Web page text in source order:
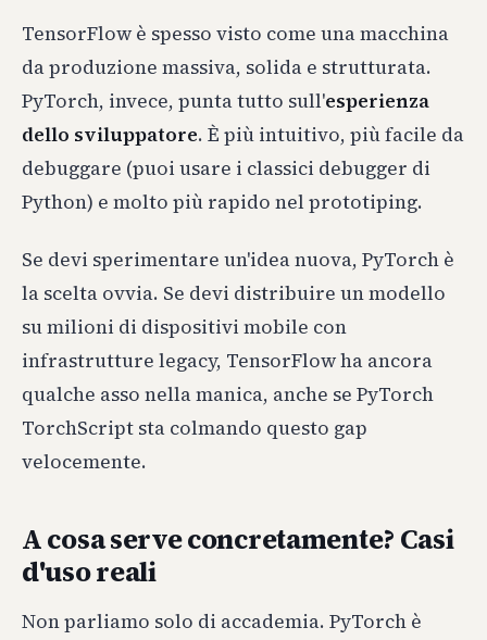
TensorFlow è spesso visto come una macchina
da produzione massiva, solida e strutturata.
PyTorch, invece, punta tutto sull'esperienza
dello sviluppatore. È più intuitivo, più facile da
debuggare (puoi usare i classici debugger di
Python) e molto più rapido nel prototiping.
Se devi sperimentare un'idea nuova, PyTorch è
la scelta ovvia. Se devi distribuire un modello
su milioni di dispositivi mobile con
infrastrutture legacy, TensorFlow ha ancora
qualche asso nella manica, anche se PyTorch
TorchScript sta colmando questo gap
velocemente.
A cosa serve concretamente? Casi
d'uso reali
Non parliamo solo di accademia. PyTorch è